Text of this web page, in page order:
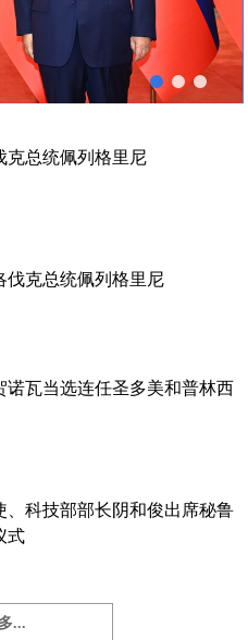
息
使馆领
导及部
门负责
联系方
克总统佩列格里尼
伐克总统佩列格里尼
诺瓦当选连任圣多美和普林西
、科技部部长阴和俊出席秘鲁
式
...